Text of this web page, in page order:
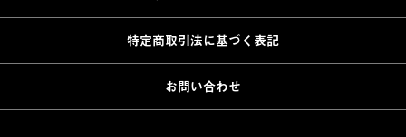
特定商取引法に基づく表記
お問い合わせ